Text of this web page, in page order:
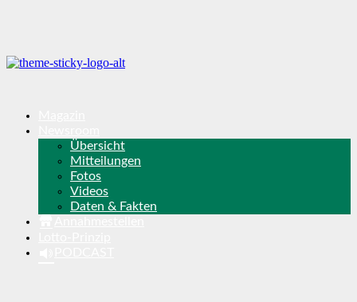
Übersicht
Mitteilungen
Fotos
Videos
Daten & Fakten